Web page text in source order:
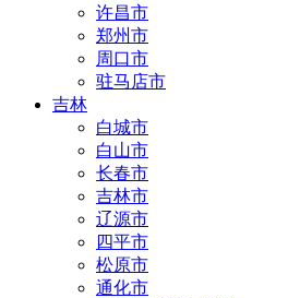
许昌市
郑州市
周口市
驻马店市
吉林
白城市
白山市
长春市
吉林市
辽源市
四平市
松原市
通化市